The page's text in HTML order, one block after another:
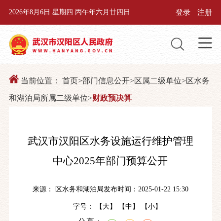
2026年8月6日 星期四 丙午年六月廿四日 登录 注册
当前位置： 首页>部门信息公开>区属二级单位>区水务
和湖泊局所属二级单位>财政预决算
武汉市汉阳区水务设施运行维护管理
中心2025年部门预算公开
来源： 区水务和湖泊局发布时间：2025-01-22 15:30
字号： 【 大】 【中 】 【小】